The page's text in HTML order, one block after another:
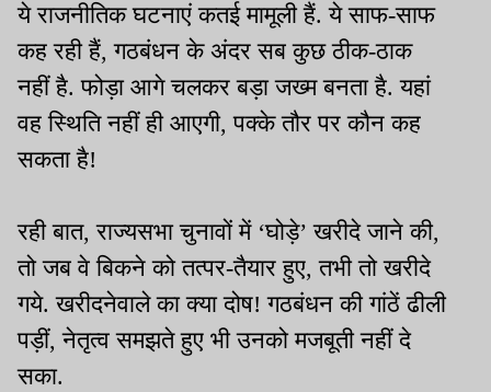
ये राजनीतिक घटनाएं कतई मामूली हैं. ये साफ-साफ
कह रही हैं, गठबंधन के अंदर सब कुछ ठीक-ठाक
नहीं है. फोड़ा आगे चलकर बड़ा जख्म बनता है. यहां
वह स्थिति नहीं ही आएगी, पक्के तौर पर कौन कह
सकता है!
रही बात, राज्यसभा चुनावों में ‘घोड़े’ खरीदे जाने की,
तो जब वे बिकने को तत्पर-तैयार हुए, तभी तो खरीदे
गये. खरीदनेवाले का क्या दोष! गठबंधन की गांठें ढीली
पड़ीं, नेतृत्व समझते हुए भी उनको मजबूती नहीं दे
सका.